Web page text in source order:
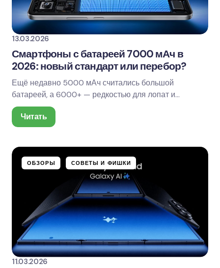
13.03.2026
Смартфоны с батареей 7000 мАч в
2026: новый стандарт или перебор?
Ещё недавно 5000 мАч считались большой
батареей, а 6000+ — редкостью для лопат и
защищённых моделей. В 2026-м всё чаще
встречается уровень —…
Читать
ОБЗОРЫ СОВЕТЫ И ФИШКИ
11.03.2026